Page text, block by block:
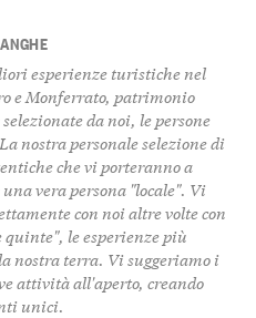
esperienze turistiche nel
e Monferrato, patrimonio
da noi, le persone
nostra personale selezione di
che vi porteranno a
vera persona "locale". Vi
con noi altre volte con
le esperienze più
nostra terra. Vi suggeriamo i
attività all'aperto, creando
unici.